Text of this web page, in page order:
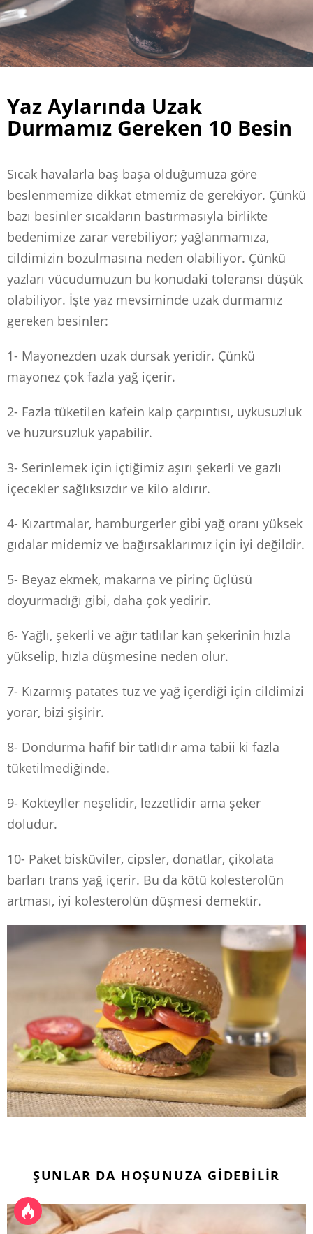
Yaz Aylarında Uzak
Durmamız Gereken 10 Besin
Sıcak havalarla baş başa olduğumuza göre
beslenmemize dikkat etmemiz de gerekiyor. Çünkü
bazı besinler sıcakların bastırmasıyla birlikte
bedenimize zarar verebiliyor; yağlanmamıza,
cildimizin bozulmasına neden olabiliyor. Çünkü
yazları vücudumuzun bu konudaki toleransı düşük
olabiliyor. İşte yaz mevsiminde uzak durmamız
gereken besinler:
1- Mayonezden uzak dursak yeridir. Çünkü
mayonez çok fazla yağ içerir.
2- Fazla tüketilen kafein kalp çarpıntısı, uykusuzluk
ve huzursuzluk yapabilir.
3- Serinlemek için içtiğimiz aşırı şekerli ve gazlı
içecekler sağlıksızdır ve kilo aldırır.
4- Kızartmalar, hamburgerler gibi yağ oranı yüksek
gıdalar midemiz ve bağırsaklarımız için iyi değildir.
5- Beyaz ekmek, makarna ve pirinç üçlüsü
doyurmadığı gibi, daha çok yedirir.
6- Yağlı, şekerli ve ağır tatlılar kan şekerinin hızla
yükselip, hızla düşmesine neden olur.
7- Kızarmış patates tuz ve yağ içerdiği için cildimizi
yorar, bizi şişirir.
8- Dondurma hafif bir tatlıdır ama tabii ki fazla
tüketilmediğinde.
9- Kokteyller neşelidir, lezzetlidir ama şeker
doludur.
10- Paket bisküviler, cipsler, donatlar, çikolata
barları trans yağ içerir. Bu da kötü kolesterolün
artması, iyi kolesterolün düşmesi demektir.
ŞUNLAR DA HOŞUNUZA GIDEBILIR